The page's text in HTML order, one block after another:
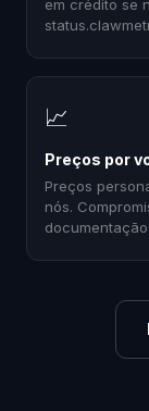
em crédito se
📈
Preços por
Preços
nós.